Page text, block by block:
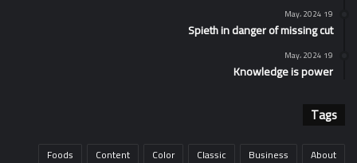
19 May، 2024
Spieth in danger of missing cut
19 May، 2024
Knowledge is power
Tags
About
Business
Classic
Color
Content
Foods